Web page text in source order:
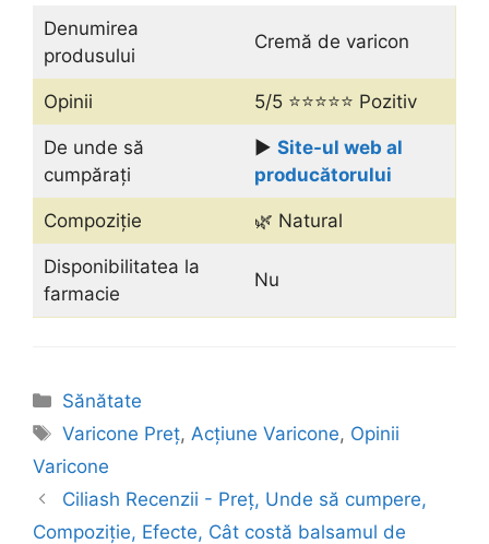
Denumirea
produsului
Cremă de varicon
Opinii 5/5 ⭐⭐⭐⭐⭐ Pozitiv
De unde să
cumpărați
▶️ Site-ul web al
producătorului
Compoziție 🌿 Natural
Disponibilitatea la
farmacie
Nu
Categorii
Sănătate
Etichete
Varicone Preț, Acțiune Varicone, Opinii
Varicone
Ciliash Recenzii - Preț, Unde să cumpere,
Compoziție, Efecte, Cât costă balsamul de